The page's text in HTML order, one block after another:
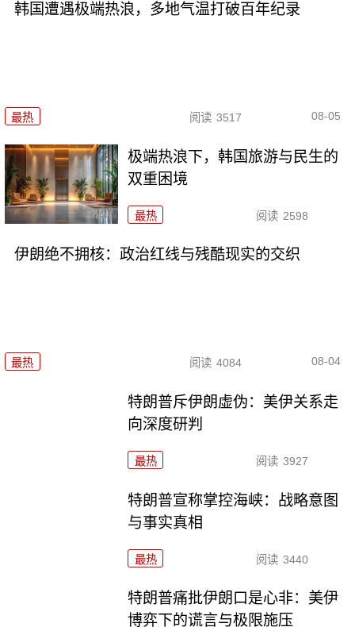
韩国遭遇极端热浪，多地气温打破百年纪录
最热 阅读 3517 08-05
极端热浪下，韩国旅游与民生的
双重困境
最热 阅读 2598
伊朗绝不拥核：政治红线与残酷现实的交织
最热 阅读 4084 08-04
特朗普斥伊朗虚伪：美伊关系走
向深度研判
最热 阅读 3927
特朗普宣称掌控海峡：战略意图
与事实真相
最热 阅读 3440
特朗普痛批伊朗口是心非：美伊
博弈下的谎言与极限施压